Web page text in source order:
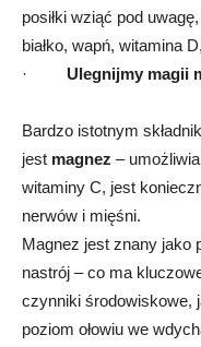
posiłki wziąć pod
białko, wapń, witamina
·
Ulegnijmy magii
Bardzo istotnym
jest magnez –
witaminy C, jest
nerwów i mięśni.
Magnez jest znany jako
nastrój – co ma
czynniki środowiskowe,
poziom ołowiu we